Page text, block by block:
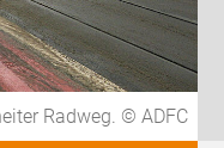
Radweg. © ADFC